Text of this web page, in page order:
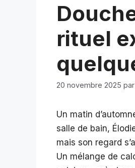
rituel
20 novembre 2025 par
Un matin
salle de bain,
mais son regard
Un mélange de